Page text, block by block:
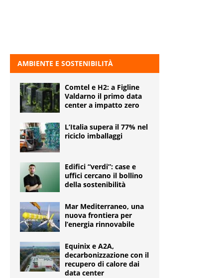
AMBIENTE E SOSTENIBILITÀ
Comtel e H2: a Figline
Valdarno il primo data
center a impatto zero
L’Italia supera il 77% nel
riciclo imballaggi
Edifici “verdi”: case e
uffici cercano il bollino
della sostenibilità
Mar Mediterraneo, una
nuova frontiera per
l’energia rinnovabile
Equinix e A2A,
decarbonizzazione con il
recupero di calore dai
data center